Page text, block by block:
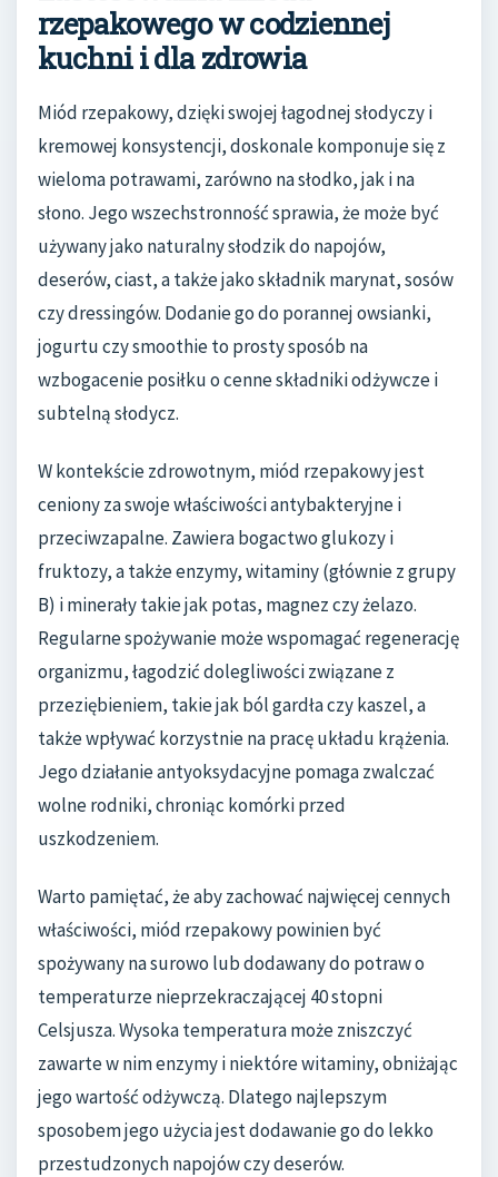
rzepakowego w codziennej
kuchni i dla zdrowia
Miód rzepakowy, dzięki swojej łagodnej słodyczy i
kremowej konsystencji, doskonale komponuje się z
wieloma potrawami, zarówno na słodko, jak i na
słono. Jego wszechstronność sprawia, że może być
używany jako naturalny słodzik do napojów,
deserów, ciast, a także jako składnik marynat, sosów
czy dressingów. Dodanie go do porannej owsianki,
jogurtu czy smoothie to prosty sposób na
wzbogacenie posiłku o cenne składniki odżywcze i
subtelną słodycz.
W kontekście zdrowotnym, miód rzepakowy jest
ceniony za swoje właściwości antybakteryjne i
przeciwzapalne. Zawiera bogactwo glukozy i
fruktozy, a także enzymy, witaminy (głównie z grupy
B) i minerały takie jak potas, magnez czy żelazo.
Regularne spożywanie może wspomagać regenerację
organizmu, łagodzić dolegliwości związane z
przeziębieniem, takie jak ból gardła czy kaszel, a
także wpływać korzystnie na pracę układu krążenia.
Jego działanie antyoksydacyjne pomaga zwalczać
wolne rodniki, chroniąc komórki przed
uszkodzeniem.
Warto pamiętać, że aby zachować najwięcej cennych
właściwości, miód rzepakowy powinien być
spożywany na surowo lub dodawany do potraw o
temperaturze nieprzekraczającej 40 stopni
Celsjusza. Wysoka temperatura może zniszczyć
zawarte w nim enzymy i niektóre witaminy, obniżając
jego wartość odżywczą. Dlatego najlepszym
sposobem jego użycia jest dodawanie go do lekko
przestudzonych napojów czy deserów.